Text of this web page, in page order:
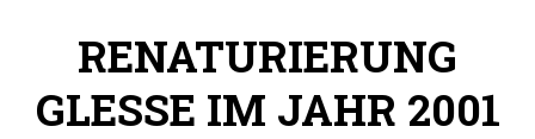
RENATURIERUNG
GLESSE IM JAHR 2001